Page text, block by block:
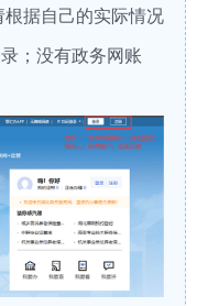
据自己的实际情况
；没有政务网账